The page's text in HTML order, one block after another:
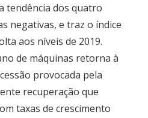
tendência dos quatro
negativas, e traz o índice
aos níveis de 2019.
de máquinas retorna à
provocada pela
recuperação que
taxas de crescimento